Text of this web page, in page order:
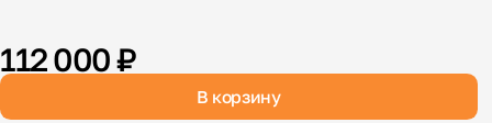
112 000 ₽
В корзину